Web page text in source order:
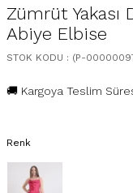
Zümrüt Yakası
Abiye Elbise
STOK KODU (P-
🚚 Kargoya Teslim
Renk